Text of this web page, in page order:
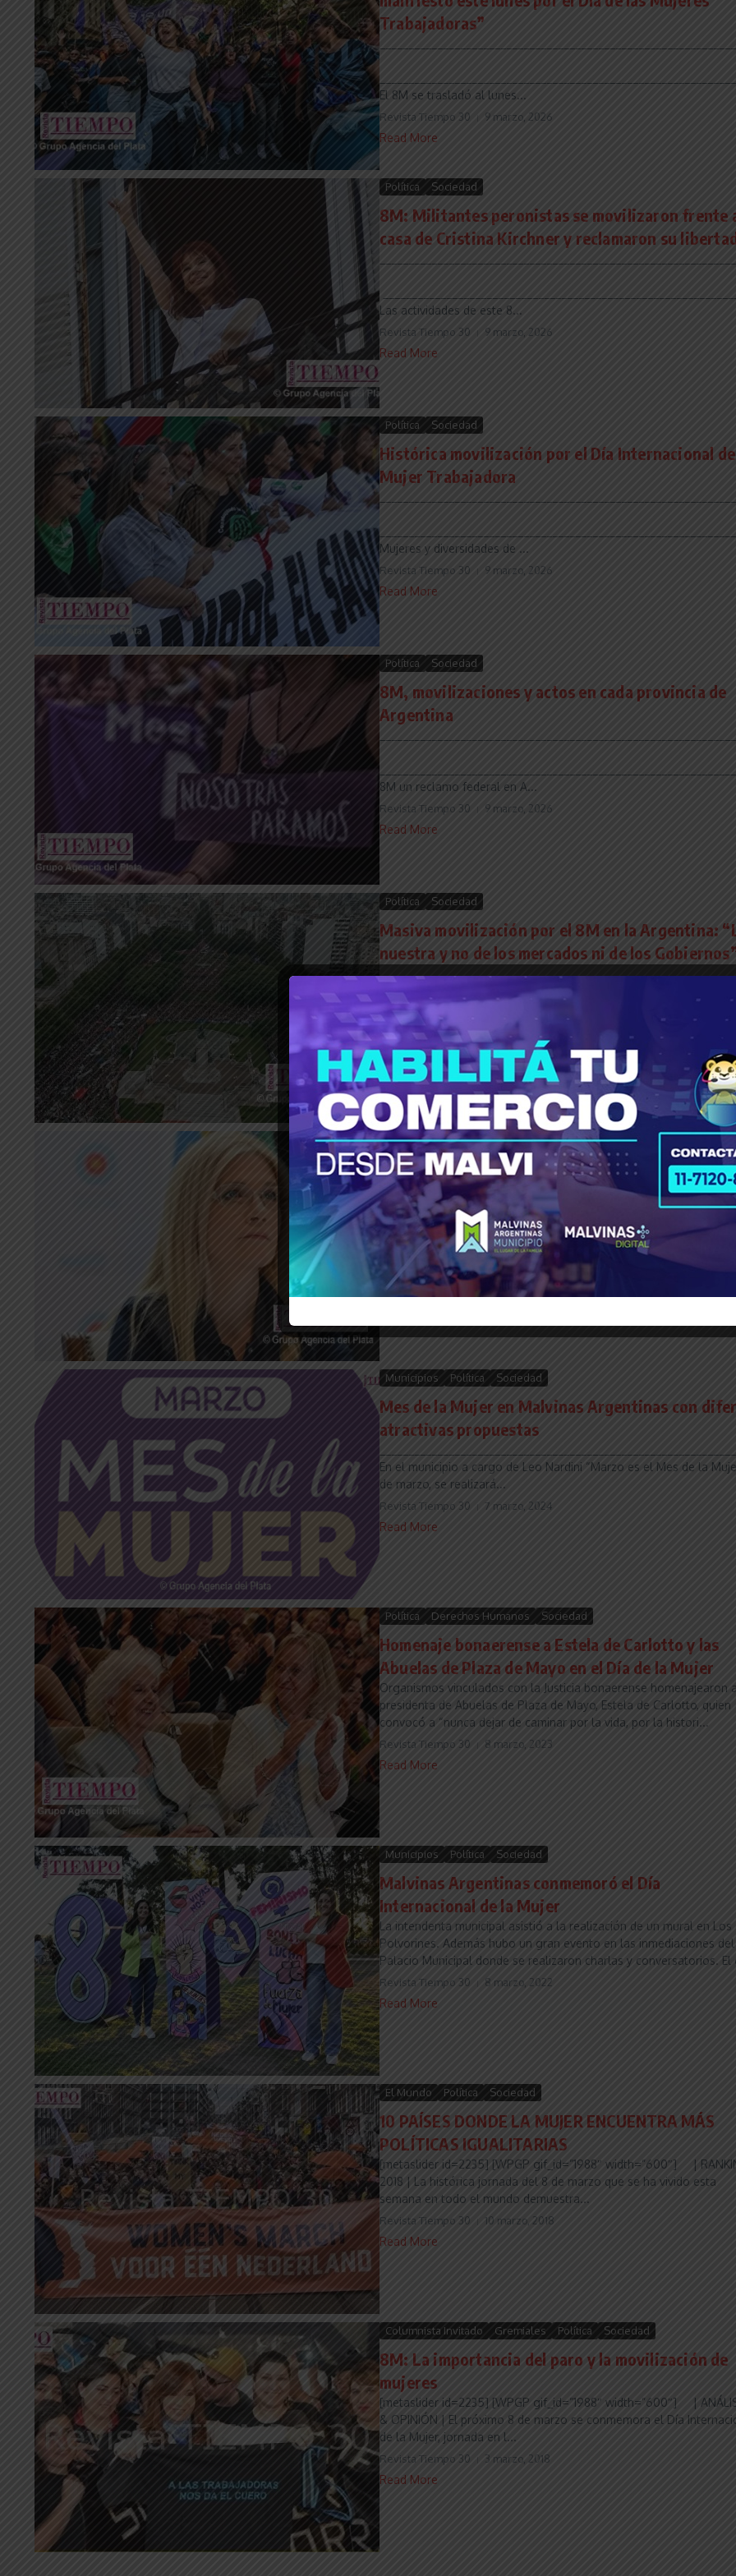
Trabajadoras”
El 8M se trasladó al lunes...
Revista Tiempo 30 9 marzo, 2026
Read More
Política Sociedad
8M: Militantes peronistas se movilizaron frente
casa de Cristina Kirchner y reclamaron su
Las actividades de este 8...
Revista Tiempo 30 9 marzo, 2026
Read More
Política Sociedad
Histórica movilización por el Día Internacional
Mujer Trabajadora
Mujeres y diversidades de ...
Revista Tiempo 30 9 marzo, 2026
Read More
Política Sociedad
8M, movilizaciones y actos en cada provincia de
Argentina
8M un reclamo federal en A...
Revista Tiempo 30 9 marzo, 2026
Read More
Política Sociedad
Masiva movilización por el 8M en la Argentina:
nuestra y no de los mercados ni de los
El colectivo femenino se movilizó de forma masiva hoy en la
Nacional, para reclamar por sus de...
Revista Tiempo 30
Read More
Política Sociedad
Verónica Magario: “Las mujeres trabajadoras
luchando por sus derechos”
Con un acto en el Salón Dorado de la Casa de Gobierno
acompañado por la vicegobernadora Verón...
Revista Tiempo 30 8 marzo, 2024
Read More
Municipios Política Sociedad
Mes de la Mujer en Malvinas Argentinas con
atractivas propuestas
En el municipio a cargo de Leo Nardini “Marzo es el Mes de la
de marzo, se realizará...
Revista Tiempo 30 7 marzo, 2024
Read More
Política Derechos Humanos Sociedad
Homenaje bonaerense a Estela de Carlotto y las
Abuelas de Plaza de Mayo en el Día de la Mujer
Organismos vinculados con la Justicia bonaerense homenajearon
presidenta de Abuelas de Plaza de Mayo, Estela de Carlotto, quien
convocó a “nunca dejar de caminar por la vida, por la histori...
Revista Tiempo 30 8 marzo, 2023
Read More
Municipios Política Sociedad
Malvinas Argentinas conmemoró el Día
Internacional de la Mujer
La intendenta municipal asistió a la realización de un mural en Los
Polvorines. Además hubo un gran evento en las inmediaciones del
Palacio Municipal donde se realizaron charlas y conversatorios. El
Revista Tiempo 30 8 marzo, 2022
Read More
El Mundo Política Sociedad
10 PAÍSES DONDE LA MUJER ENCUENTRA MÁS
POLÍTICAS IGUALITARIAS
[metaslider id=2235] [WPGP gif_id=”1988″ width=”600″] |
2018 | La histórica jornada del 8 de marzo que se ha vivido esta
semana en todo el mundo demuestra...
Revista Tiempo 30 10 marzo, 2018
Read More
Columnista Invitado Gremiales Política Sociedad
8M: La importancia del paro y la movilización de
mujeres
[metaslider id=2235] [WPGP gif_id=”1988″ width=”600″] |
& OPINIÓN | El próximo 8 de marzo se conmemora el Día
de la Mujer, jornada en l...
Revista Tiempo 30 3 marzo, 2018
Read More